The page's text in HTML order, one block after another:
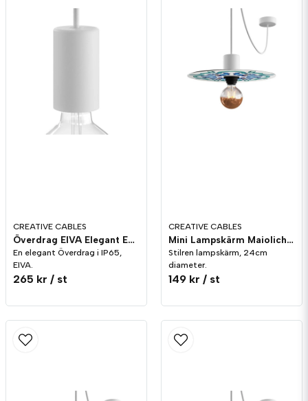
CREATIVE CABLES
Överdrag EIVA Elegant E27 IP65 Vit
En elegant Överdrag i IP65,
EIVA.
265 kr / st
CREATIVE CABLES
Mini Lampskärm Maioliche 24cm Blå Utomhus
Stilren lampskärm, 24cm
diameter.
149 kr / st